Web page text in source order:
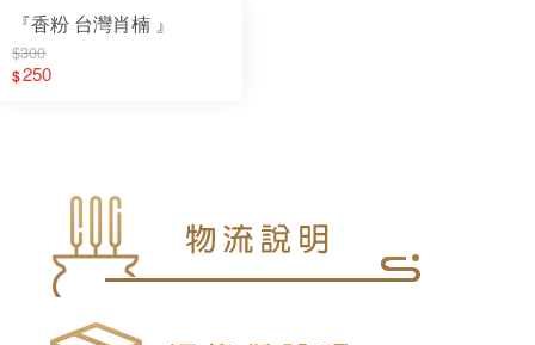
『香粉 台灣肖楠 』
$300
$250